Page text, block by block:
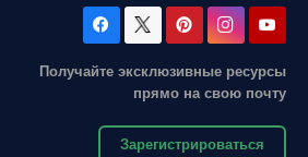
Получайте эксклюзивные ресурсы
прямо на свою почту
Зарегистрироваться